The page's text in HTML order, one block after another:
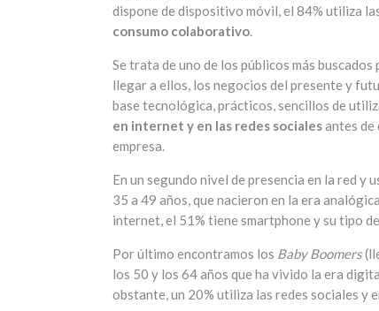
dispone de dispositivo móvil, el 84% utiliza
consumo colaborativo.
Se trata de uno de los públicos más
llegar a ellos, los negocios del presente y
base tecnológica, prácticos, sencillos de
en internet y en las redes socialesantes de
empresa.
En un segundo nivel de presencia en la red y
35 a 49 años, que nacieron en la era
internet, el 51% tiene smartphone y su tipo
Por último encontramos los Baby Boomers
los 50 y los 64 años que ha vivido la era
obstante, un 20% utiliza las redes sociales y